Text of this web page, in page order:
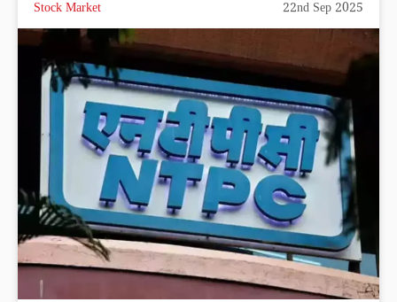
Stock Market 22nd Sep 2025